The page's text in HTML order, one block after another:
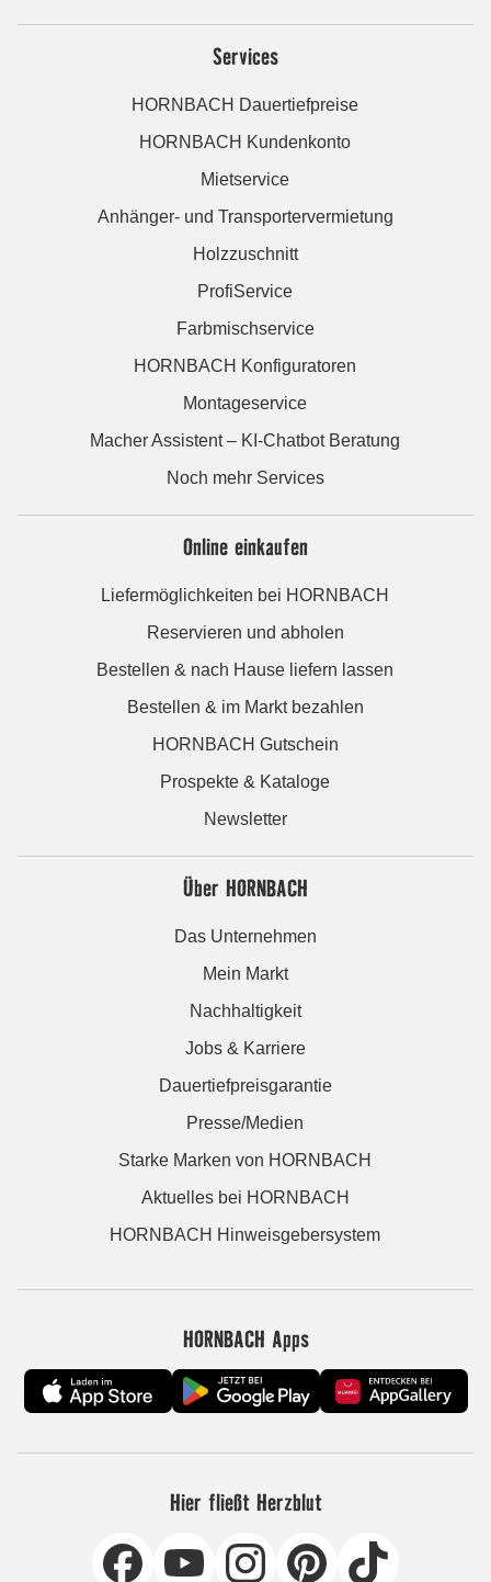
Services
HORNBACH Dauertiefpreise
HORNBACH Kundenkonto
Mietservice
Anhänger- und Transportervermietung
Holzzuschnitt
ProfiService
Farbmischservice
HORNBACH Konfiguratoren
Montageservice
Macher Assistent – KI-Chatbot Beratung
Noch mehr Services
Online einkaufen
Liefermöglichkeiten bei HORNBACH
Reservieren und abholen
Bestellen & nach Hause liefern lassen
Bestellen & im Markt bezahlen
HORNBACH Gutschein
Prospekte & Kataloge
Newsletter
Über HORNBACH
Das Unternehmen
Mein Markt
Nachhaltigkeit
Jobs & Karriere
Dauertiefpreisgarantie
Presse/Medien
Starke Marken von HORNBACH
Aktuelles bei HORNBACH
HORNBACH Hinweisgebersystem
HORNBACH Apps
Hier fließt Herzblut